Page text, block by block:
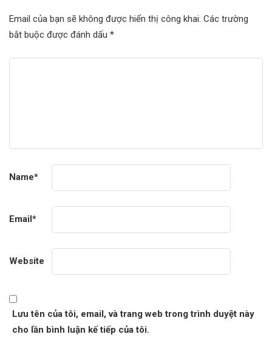
Email của bạn sẽ không được hiển thị công khai. Các trường
bắt buộc được đánh dấu *
Name*
Email*
Website
Lưu tên của tôi, email, và trang web trong trình duyệt này
cho lần bình luận kế tiếp của tôi.